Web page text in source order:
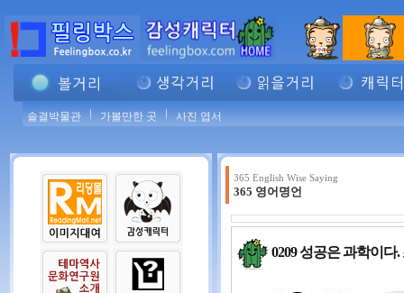
솔결박물관 가볼만한 곳 사진 엽서
365 English Wise Saying
365 영어명언
0209 성공은 과학이다